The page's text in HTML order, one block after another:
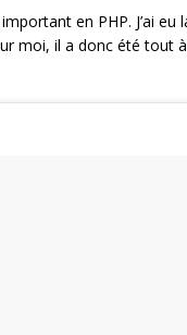
en PHP. J’ai eu
moi, il a donc été tout